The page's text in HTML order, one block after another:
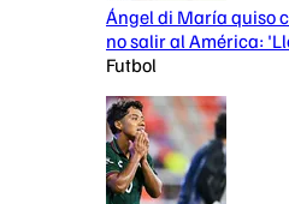
Ángel di María quiso
no salir al América:
Futbol